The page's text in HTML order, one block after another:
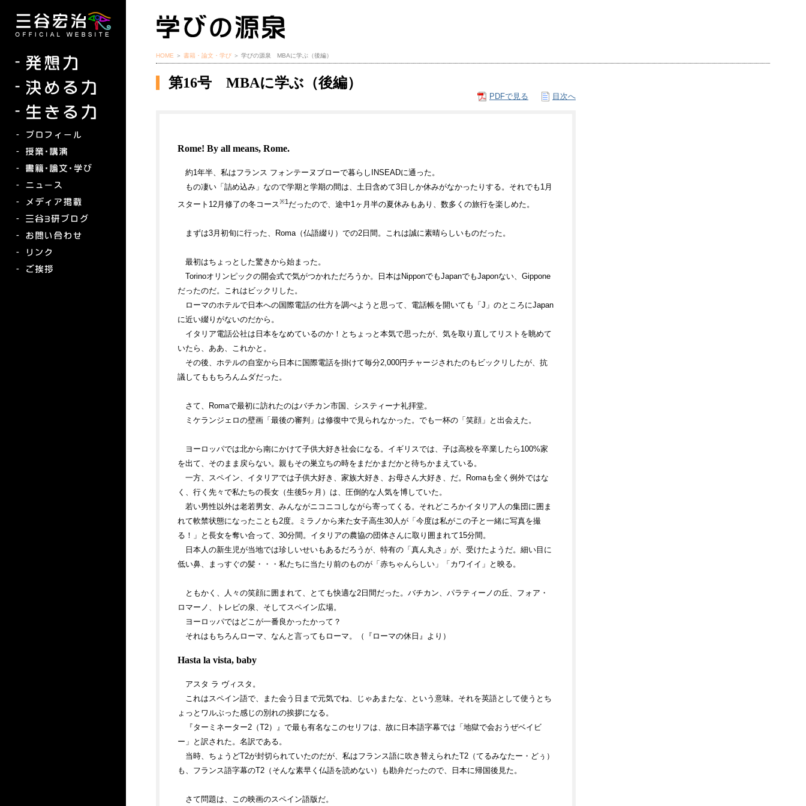
HOME ＞ 書籍・論文・学び ＞ 学びの源泉 MBAに学ぶ（後編）
第16号 MBAに学ぶ（後編）
目次へ
PDFで見る
Rome! By all means, Rome.
約1年半、私はフランス フォンテーヌブローで暮らしINSEADに通った。
もの凄い「詰め込み」なので学期と学期の間は、土日含めて3日しか休みがなかったりする。それでも1月
スタート12月修了の冬コース※1 だったので、途中1ヶ月半の夏休みもあり、数多くの旅行を楽しめた。
まずは3月初旬に行った、Roma（仏語綴り）での2日間。これは誠に素晴らしいものだった。
最初はちょっとした驚きから始まった。
Torinoオリンピックの開会式で気がつかれただろうか。日本はNipponでもJapanでもJaponない、Gippone
だったのだ。これはビックリした。
ローマのホテルで日本への国際電話の仕方を調べようと思って、電話帳を開いても「J」のところにJapan
に近い綴りがないのだから。
イタリア電話公社は日本をなめているのか！とちょっと本気で思ったが、気を取り直してリストを眺めて
いたら、ああ、これかと。
その後、ホテルの自室から日本に国際電話を掛けて毎分2,000円チャージされたのもビックリしたが、抗
議してももちろんムダだった。
さて、Romaで最初に訪れたのはバチカン市国、システィーナ礼拝堂。
ミケランジェロの壁画「最後の審判」は修復中で見られなかった。でも一杯の「笑顔」と出会えた。
ヨーロッパでは北から南にかけて子供大好き社会になる。イギリスでは、子は高校を卒業したら100%家
を出て、そのまま戻らない。親もその巣立ちの時をまだかまだかと待ちかまえている。
一方、スペイン、イタリアでは子供大好き、家族大好き、お母さん大好き、だ。Romaも全く例外ではな
く、行く先々で私たちの長女（生後5ヶ月）は、圧倒的な人気を博していた。
若い男性以外は老若男女、みんながニコニコしながら寄ってくる。それどころかイタリア人の集団に囲ま
れて軟禁状態になったことも2度。ミラノから来た女子高生30人が「今度は私がこの子と一緒に写真を撮
る！」と長女を奪い合って、30分間。イタリアの農協の団体さんに取り囲まれて15分間。
日本人の新生児が当地では珍しいせいもあるだろうが、特有の「真ん丸さ」が、受けたようだ。細い目に
低い鼻、まっすぐの髪・・・私たちに当たり前のものが「赤ちゃんらしい」「カワイイ」と映る。
ともかく、人々の笑顔に囲まれて、とても快適な2日間だった。バチカン、パラティーノの丘、フォア・
ロマーノ、トレビの泉、そしてスペイン広場。
ヨーロッパではどこが一番良かったかって？
それはもちろんローマ、なんと言ってもローマ。（『ローマの休日』より）
Hasta la vista, baby
アスタ ラ ヴィスタ。
これはスペイン語で、また会う日まで元気でね、じゃあまたな、という意味。それを英語として使うとち
ょっとワルぶった感じの別れの挨拶になる。
『ターミネーター2（T2）』で最も有名なこのセリフは、故に日本語字幕では「地獄で会おうぜベイビ
ー」と訳された。名訳である。
当時、ちょうどT2が封切られていたのだが、私はフランス語に吹き替えられたT2（てるみなたー・どぅ）
も、フランス語字幕のT2（そんな素早く仏語を読めない）も勘弁だったので、日本に帰国後見た。
さて問題は、この映画のスペイン語版だ。